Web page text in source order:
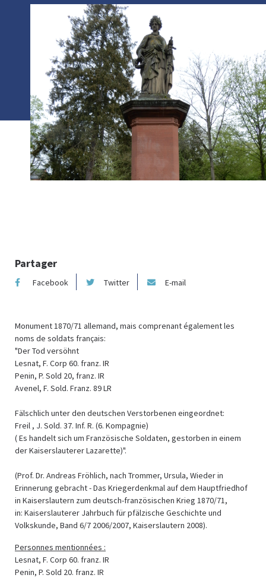
Partager
Facebook Twitter E-mail
Monument 1870/71 allemand, mais comprenant également les
noms de soldats français:
"Der Tod versöhnt
Lesnat, F. Corp 60. franz. IR
Penin, P. Sold 20, franz. IR
Avenel, F. Sold. Franz. 89 LR
Fälschlich unter den deutschen Verstorbenen eingeordnet:
Freil , J. Sold. 37. Inf. R. (6. Kompagnie)
( Es handelt sich um Französische Soldaten, gestorben in einem
der Kaiserslauterer Lazarette)".
(Prof. Dr. Andreas Fröhlich, nach Trommer, Ursula, Wieder in
Erinnerung gebracht - Das Kriegerdenkmal auf dem Hauptfriedhof
in Kaiserslautern zum deutsch-französischen Krieg 1870/71,
in: Kaiserslauterer Jahrbuch für pfälzische Geschichte und
Volkskunde, Band 6/7 2006/2007, Kaiserslautern 2008).
Personnes mentionnées :
Lesnat, F. Corp 60. franz. IR
Penin, P. Sold 20. franz. IR